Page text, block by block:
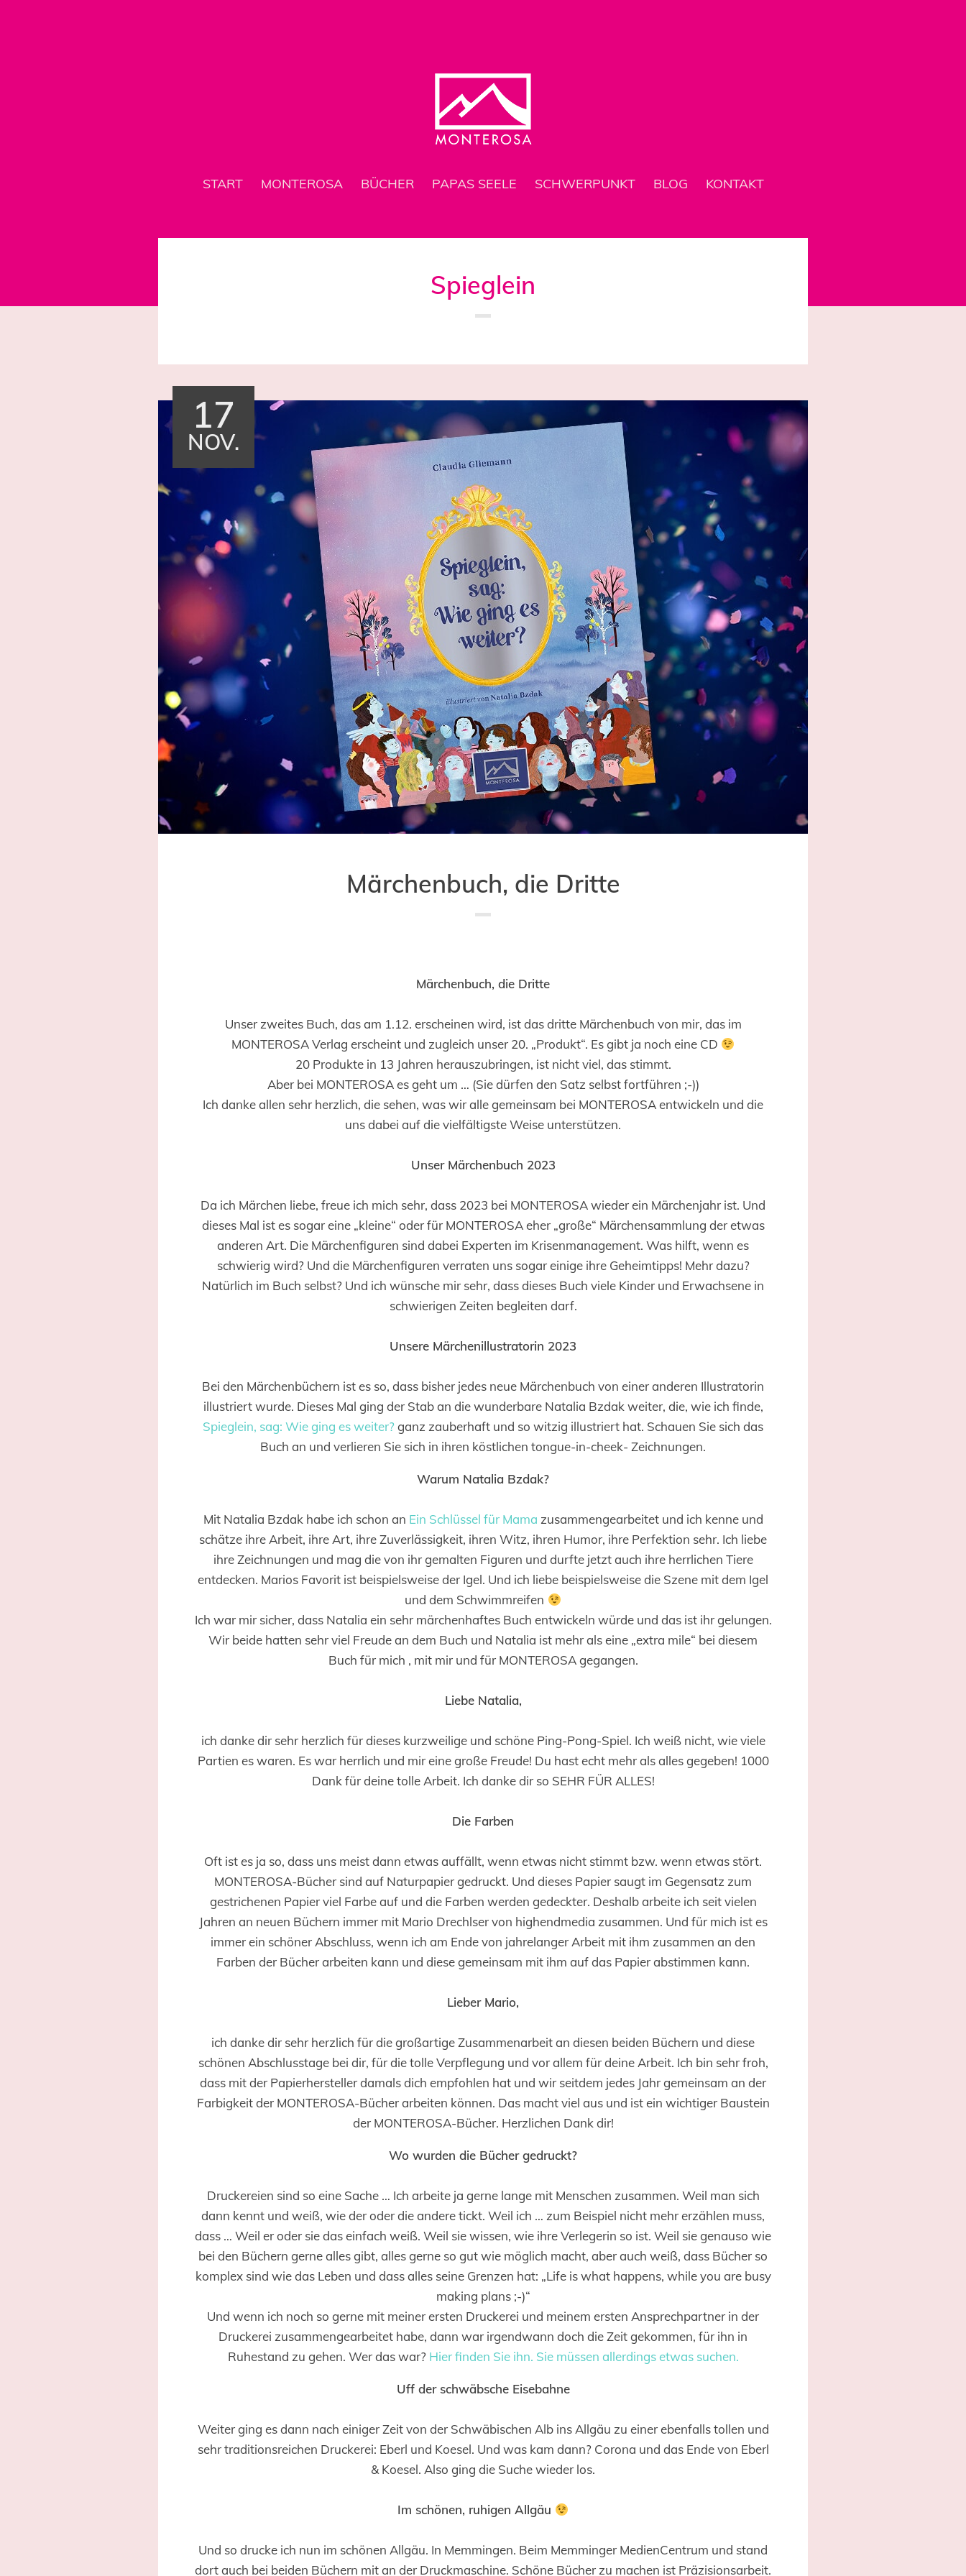
START MONTEROSA BÜCHER PAPAS SEELE SCHWERPUNKT BLOG KONTAKT
Spieglein
17
NOV.
Märchenbuch, die Dritte
Märchenbuch, die Dritte
Unser zweites Buch, das am 1.12. erscheinen wird, ist das dritte Märchenbuch von mir, das im
MONTEROSA Verlag erscheint und zugleich unser 20. „Produkt“. Es gibt ja noch eine CD
20 Produkte in 13 Jahren herauszubringen, ist nicht viel, das stimmt.
Aber bei MONTEROSA es geht um … (Sie dürfen den Satz selbst fortführen ;-))
Ich danke allen sehr herzlich, die sehen, was wir alle gemeinsam bei MONTEROSA entwickeln und die
uns dabei auf die vielfältigste Weise unterstützen.
Unser Märchenbuch 2023
Da ich Märchen liebe, freue ich mich sehr, dass 2023 bei MONTEROSA wieder ein Märchenjahr ist. Und
dieses Mal ist es sogar eine „kleine“ oder für MONTEROSA eher „große“ Märchensammlung der etwas
anderen Art. Die Märchenfiguren sind dabei Experten im Krisenmanagement. Was hilft, wenn es
schwierig wird? Und die Märchenfiguren verraten uns sogar einige ihre Geheimtipps! Mehr dazu?
Natürlich im Buch selbst? Und ich wünsche mir sehr, dass dieses Buch viele Kinder und Erwachsene in
schwierigen Zeiten begleiten darf.
Unsere Märchenillustratorin 2023
Bei den Märchenbüchern ist es so, dass bisher jedes neue Märchenbuch von einer anderen Illustratorin
illustriert wurde. Dieses Mal ging der Stab an die wunderbare Natalia Bzdak weiter, die, wie ich finde,
Spieglein, sag: Wie ging es weiter?ganz zauberhaft und so witzig illustriert hat. Schauen Sie sich das
Buch an und verlieren Sie sich in ihren köstlichen tongue-in-cheek- Zeichnungen.
Warum Natalia Bzdak?
Mit Natalia Bzdak habe ich schon an Ein Schlüssel für Mama zusammengearbeitet und ich kenne und
schätze ihre Arbeit, ihre Art, ihre Zuverlässigkeit, ihren Witz, ihren Humor, ihre Perfektion sehr. Ich liebe
ihre Zeichnungen und mag die von ihr gemalten Figuren und durfte jetzt auch ihre herrlichen Tiere
entdecken. Marios Favorit ist beispielsweise der Igel. Und ich liebe beispielsweise die Szene mit dem Igel
und dem Schwimmreifen
Ich war mir sicher, dass Natalia ein sehr märchenhaftes Buch entwickeln würde und das ist ihr gelungen.
Wir beide hatten sehr viel Freude an dem Buch und Natalia ist mehr als eine „extra mile“ bei diesem
Buch für mich , mit mir und für MONTEROSA gegangen.
Liebe Natalia,
ich danke dir sehr herzlich für dieses kurzweilige und schöne Ping-Pong-Spiel. Ich weiß nicht, wie viele
Partien es waren. Es war herrlich und mir eine große Freude! Du hast echt mehr als alles gegeben! 1000
Dank für deine tolle Arbeit. Ich danke dir so SEHR FÜR ALLES!
Die Farben
Oft ist es ja so, dass uns meist dann etwas auffällt, wenn etwas nicht stimmt bzw. wenn etwas stört.
MONTEROSA-Bücher sind auf Naturpapier gedruckt. Und dieses Papier saugt im Gegensatz zum
gestrichenen Papier viel Farbe auf und die Farben werden gedeckter. Deshalb arbeite ich seit vielen
Jahren an neuen Büchern immer mit Mario Drechlser von highendmedia zusammen. Und für mich ist es
immer ein schöner Abschluss, wenn ich am Ende von jahrelanger Arbeit mit ihm zusammen an den
Farben der Bücher arbeiten kann und diese gemeinsam mit ihm auf das Papier abstimmen kann.
Lieber Mario,
ich danke dir sehr herzlich für die großartige Zusammenarbeit an diesen beiden Büchern und diese
schönen Abschlusstage bei dir, für die tolle Verpflegung und vor allem für deine Arbeit. Ich bin sehr froh,
dass mit der Papierhersteller damals dich empfohlen hat und wir seitdem jedes Jahr gemeinsam an der
Farbigkeit der MONTEROSA-Bücher arbeiten können. Das macht viel aus und ist ein wichtiger Baustein
der MONTEROSA-Bücher. Herzlichen Dank dir!
Wo wurden die Bücher gedruckt?
Druckereien sind so eine Sache … Ich arbeite ja gerne lange mit Menschen zusammen. Weil man sich
dann kennt und weiß, wie der oder die andere tickt. Weil ich … zum Beispiel nicht mehr erzählen muss,
dass … Weil er oder sie das einfach weiß. Weil sie wissen, wie ihre Verlegerin so ist. Weil sie genauso wie
bei den Büchern gerne alles gibt, alles gerne so gut wie möglich macht, aber auch weiß, dass Bücher so
komplex sind wie das Leben und dass alles seine Grenzen hat: „Life is what happens, while you are busy
making plans ;-)“
Und wenn ich noch so gerne mit meiner ersten Druckerei und meinem ersten Ansprechpartner in der
Druckerei zusammengearbeitet habe, dann war irgendwann doch die Zeit gekommen, für ihn in
Ruhestand zu gehen. Wer das war? Hier finden Sie ihn. Sie müssen allerdings etwas suchen.
Uff der schwäbsche Eisebahne
Weiter ging es dann nach einiger Zeit von der Schwäbischen Alb ins Allgäu zu einer ebenfalls tollen und
sehr traditionsreichen Druckerei: Eberl und Koesel. Und was kam dann? Corona und das Ende von Eberl
& Koesel. Also ging die Suche wieder los.
Im schönen, ruhigen Allgäu
Und so drucke ich nun im schönen Allgäu. In Memmingen. Beim Memminger MedienCentrum und stand
dort auch bei beiden Büchern mit an der Druckmaschine. Schöne Bücher zu machen ist Präzisionsarbeit.